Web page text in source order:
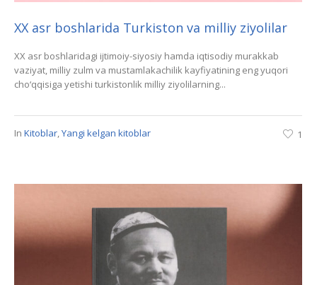
XX asr boshlarida Turkiston va milliy ziyolilar
XX asr boshlaridagi ijtimoiy-siyosiy hamda iqtisodiy murakkab
vaziyat, milliy zulm va mustamlakachilik kayfiyatining eng yuqori
cho‘qqisiga yetishi turkistonlik milliy ziyolilarning...
In Kitoblar,Yangi kelgan kitoblar 1